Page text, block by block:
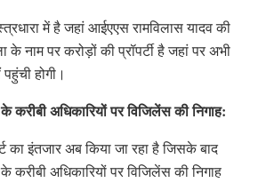
में है जहां आईएएस रामविलास यादव की
के नाम पर करोड़ों की प्रॉपर्टी है जहां पर अभी
होगी।
करीबी अधिकारियों पर विजिलेंस की निगाह:
का इंतजार अब किया जा रहा है जिसके बाद
करीबी अधिकारियों पर विजिलेंस की निगाह